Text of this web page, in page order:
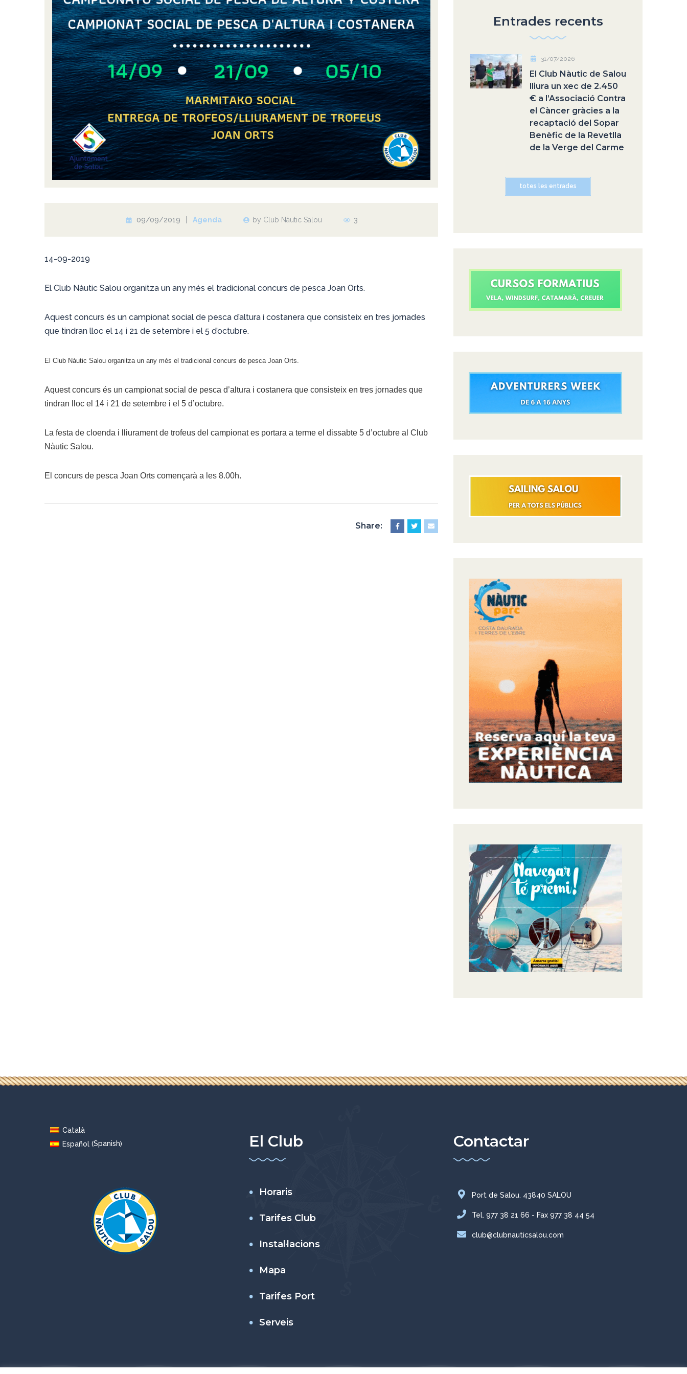
09/09/2019 Agenda by Club Nàutic Salou 3
14-09-2019
El Club Nàutic Salou organitza un any més el tradicional concurs de pesca Joan Orts.
Aquest concurs és un campionat social de pesca d’altura i costanera que consisteix en tres jornades
que tindran lloc el 14 i 21 de setembre i el 5 d’octubre.
El Club Nàutic Salou organitza un any més el tradicional concurs de pesca Joan Orts.
Aquest concurs és un campionat social de pesca d’altura i costanera que consisteix en tres jornades que
tindran lloc el 14 i 21 de setembre i el 5 d’octubre.
La festa de cloenda i lliurament de trofeus del campionat es portara a terme el dissabte 5 d’octubre al Club
Nàutic Salou.
El concurs de pesca Joan Orts començarà a les 8.00h.
Share:
Entrades recents
31/07/2026
El Club Nàutic de Salou
lliura un xec de 2.450
€ a l’Associació Contra
el Càncer gràcies a la
recaptació del Sopar
Benèfic de la Revetlla
de la Verge del Carme
totes les entrades
Català
Español(Spanish) El Club
Horaris
Tarifes Club
Instal·lacions
Mapa
Tarifes Port
Serveis
Contactar
Port de Salou. 43840 SALOU
Tel. 977 38 21 66 - Fax 977 38 44 54
club@clubnauticsalou.com